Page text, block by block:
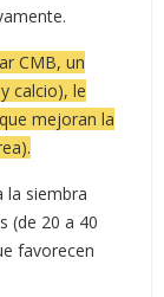
CMB, un
calcio), le
mejoran la
la siembra
(de 20 a 40
favorecen